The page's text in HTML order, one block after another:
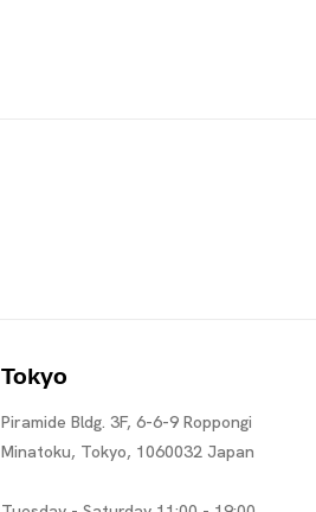
Tokyo
Piramide Bldg. 3F, 6-6-9 Roppongi
Minatoku, Tokyo, 1060032 Japan